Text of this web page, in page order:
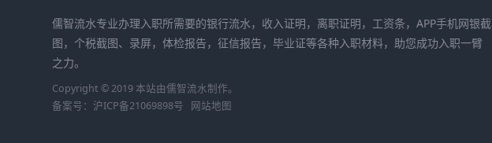
儒智流水专业办理入职所需要的银行流水，收入证明，离职证明，工资条，APP手机网银截
图，个税截图、录屏，体检报告，征信报告，毕业证等各种入职材料，助您成功入职一臂
之力。
Copyright © 2019 本站由儒智流水制作。
备案号： 沪ICP备21069898号 网站地图